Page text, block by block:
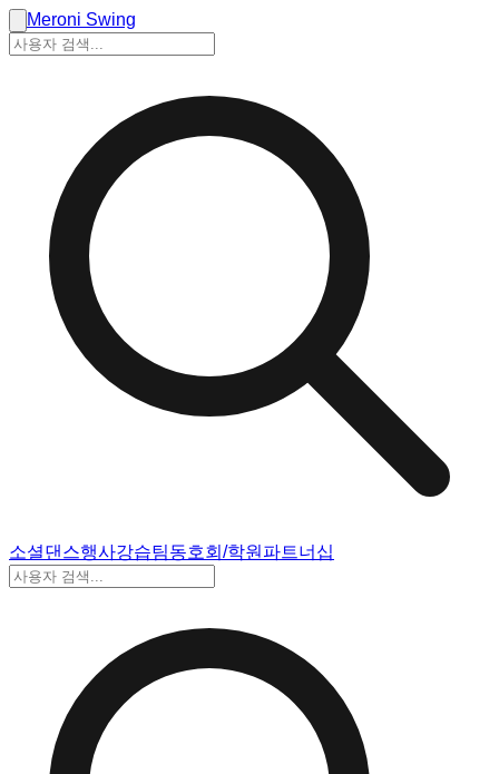
Meroni Swing
소셜댄스행사강습팀동호회/학원 파트너십